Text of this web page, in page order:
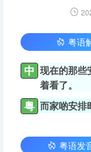
粤语
中 现在的那些
着看了。
粤 而家啲安排
粤语发